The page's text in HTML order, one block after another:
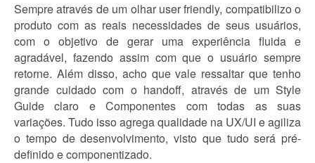
Sempre através de um olhar user friendly, compatibilizo o
produto com as reais necessidades de seus usuários,
com o objetivo de gerar uma experiência fluida e
agradável, fazendo assim com que o usuário sempre
retorne. Além disso, acho que vale ressaltar que tenho
grande cuidado com o handoff, através de um Style
Guide claro e Componentes com todas as suas
variações. Tudo isso agrega qualidade na UX/UI e agiliza
o tempo de desenvolvimento, visto que tudo será pré-
definido e componentizado.